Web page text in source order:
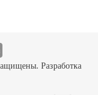
Разработка